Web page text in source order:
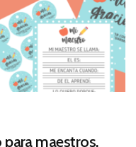
maestros.